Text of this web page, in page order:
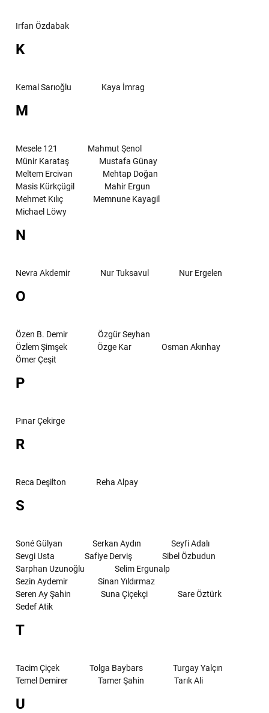
Irfan Özdabak
K
Kemal Sarıoğlu Kaya İmrag
M
Mesele 121
Mahmut Şenol
Münir Karataş
Mustafa Günay
Meltem Ercivan
Mehtap Doğan
Masis Kürkçügil
Mahir Ergun
Mehmet Kılıç
Memnune Kayagil
Michael Löwy
N
Nevra Akdemir Nur Tuksavul Nur Ergelen
O
Özen B. Demir
Özgür Seyhan
Özlem Şimşek
Özge Kar
Osman Akınhay
Ömer Çeşit
P
Pınar Çekirge
R
Reca Deşilton Reha Alpay
S
Soné Gülyan Serkan Aydın
Seyfi Adalı
Sevgi Usta
Safiye Derviş
Sibel Özbudun
Sarphan Uzunoğlu
Selim Ergunalp
Sezin Aydemir
Sinan Yıldırmaz
Seren Ay Şahin
Suna Çiçekçi
Sare Öztürk
Sedef Atik
T
Tacim Çiçek Tolga Baybars
Turgay Yalçın
Temel Demirer
Tamer Şahin Tarık Ali
U